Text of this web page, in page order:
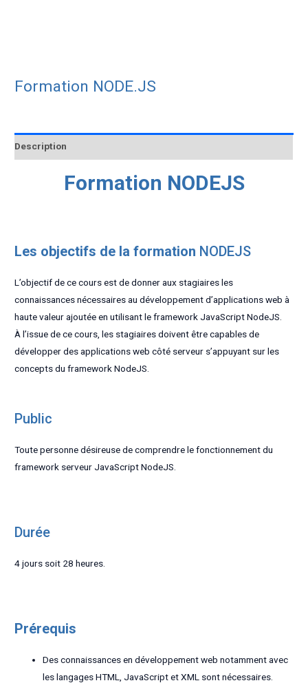
Formation NODE.JS
Description
Formation NODEJS
Les objectifs de la formation NODEJS
L’objectif de ce cours est de donner aux stagiaires les
connaissances nécessaires au développement d’applications web à
haute valeur ajoutée en utilisant le framework JavaScript NodeJS.
À l’issue de ce cours, les stagiaires doivent être capables de
développer des applications web côté serveur s’appuyant sur les
concepts du framework NodeJS.
Public
Toute personne désireuse de comprendre le fonctionnement du
framework serveur JavaScript NodeJS.
Durée
4 jours soit 28 heures.
Prérequis
Des connaissances en développement web notamment avec
les langages HTML, JavaScript et XML sont nécessaires.